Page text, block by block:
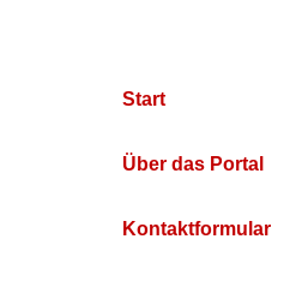
Start
Über das Portal
Kontaktformular